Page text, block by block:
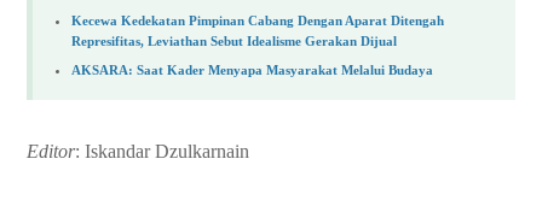
Kecewa Kedekatan Pimpinan Cabang Dengan Aparat Ditengah
Represifitas, Leviathan Sebut Idealisme Gerakan Dijual
AKSARA: Saat Kader Menyapa Masyarakat Melalui Budaya
Editor: Iskandar Dzulkarnain